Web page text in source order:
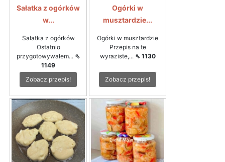
Sałatka z ogórków
w...
Sałatka z ogórków
Ostatnio
przygotowywałem... ⇖
1149
Zobacz przepis!
Ogórki w
musztardzie...
Ogórki w musztardzie
Przepis na te
wyraziste,... ⇖ 1130
Zobacz przepis!